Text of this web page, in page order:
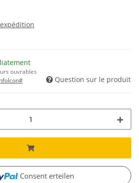
expédition
ouvrables
Question sur le produit
Consent erteilen